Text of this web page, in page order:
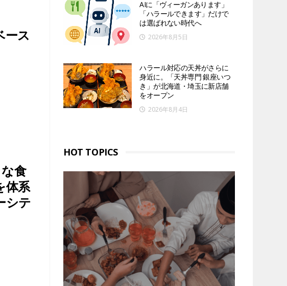
ース
食
体系
シテ
AIに「ヴィーガンあります」
「ハラールできます」だけで
は選ばれない時代へ
2026年8月5日
ハラール対応の天丼がさらに
身近に。「天丼専門 銀座いつ
き」が北海道・埼玉に新店舗
をオープン
2026年8月4日
HOT TOPICS